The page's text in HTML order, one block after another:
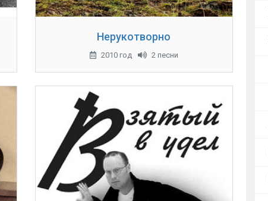
Нерукотворно
2010 год 2 песни